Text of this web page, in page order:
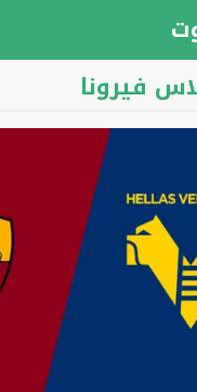
فيرونا